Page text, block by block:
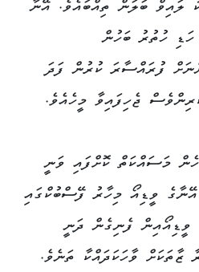
ލައިވް ބަލަން ތިއްބައެވެ. އޭނާ
ހުތުރު ބަހުން
ފުރައްސާރަ ކުރުން ފަދަ
ޖެހިފައިވާ މީހެއެވެ.
މަސައްކަތް ކޮށްފައި ވަނީ
ވީޑިއޯ މިހާރު ފޭސްބުކްގައި
ވީޑިއޯއިން ފެނިގެން ދަނީ
ޒާތަކަށް ވާހަކަދައްކާ ތަނެވެ.